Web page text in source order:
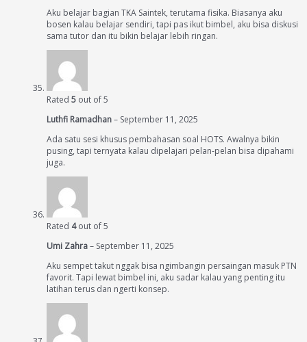
Aku belajar bagian TKA Saintek, terutama fisika. Biasanya aku
bosen kalau belajar sendiri, tapi pas ikut bimbel, aku bisa diskusi
sama tutor dan itu bikin belajar lebih ringan.
Rated 5 out of 5
Luthfi Ramadhan– September 11, 2025
Ada satu sesi khusus pembahasan soal HOTS. Awalnya bikin
pusing, tapi ternyata kalau dipelajari pelan-pelan bisa dipahami
juga.
Rated 4out of 5
Umi Zahra– September 11, 2025
Aku sempet takut nggak bisa ngimbangin persaingan masuk PTN
favorit. Tapi lewat bimbel ini, aku sadar kalau yang penting itu
latihan terus dan ngerti konsep.